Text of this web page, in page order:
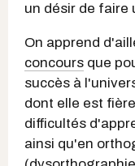
un désir de faire
On apprend
concours que
succès à
dont elle est
difficultés
ainsi qu'en